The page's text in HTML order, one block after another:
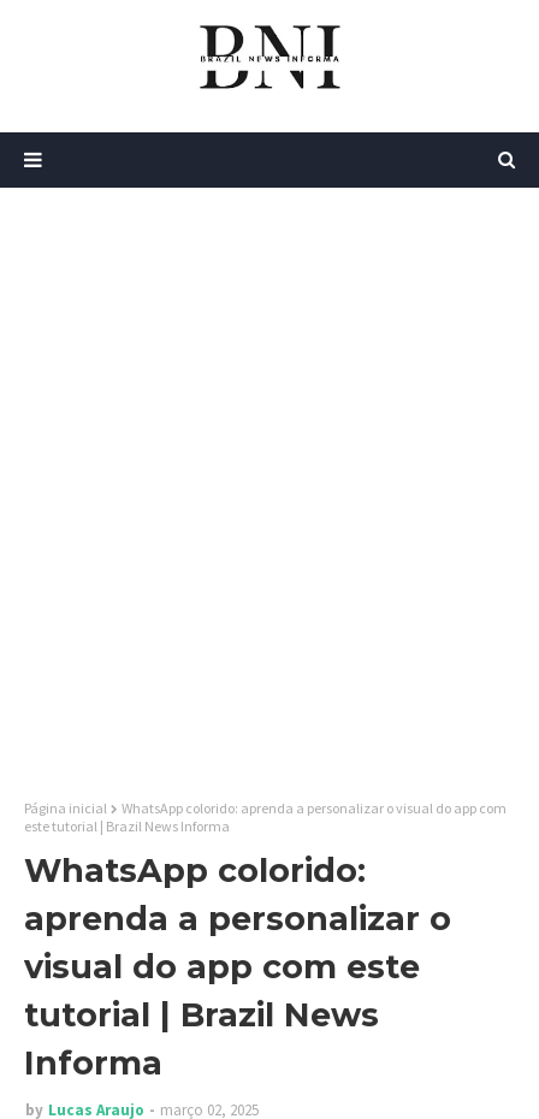
Página inicial
WhatsApp colorido: aprenda a personalizar o visual do app com
este tutorial | Brazil News Informa
WhatsApp colorido:
aprenda a personalizar o
visual do app com este
tutorial | Brazil News
Informa
by Lucas Araujo março 02, 2025